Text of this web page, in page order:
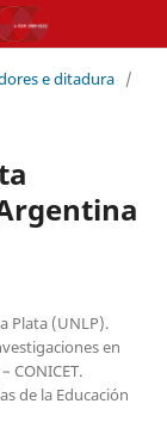
e ditadura /
Plata (UNLP).
en
CONICET.
de la Educación